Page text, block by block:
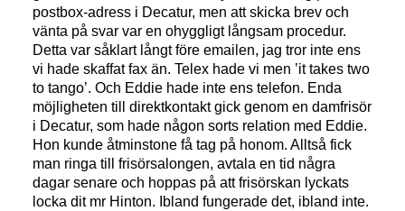
postbox-adress i Decatur, men att skicka brev och
vänta på svar var en ohyggligt långsam procedur.
Detta var såklart långt före emailen, jag tror inte ens
vi hade skaffat fax än. Telex hade vi men ’it takes two
to tango’. Och Eddie hade inte ens telefon. Enda
möjligheten till direktkontakt gick genom en damfrisör
i Decatur, som hade någon sorts relation med Eddie.
Hon kunde åtminstone få tag på honom. Alltså fick
man ringa till frisörsalongen, avtala en tid några
dagar senare och hoppas på att frisörskan lyckats
locka dit mr Hinton. Ibland fungerade det, ibland inte.